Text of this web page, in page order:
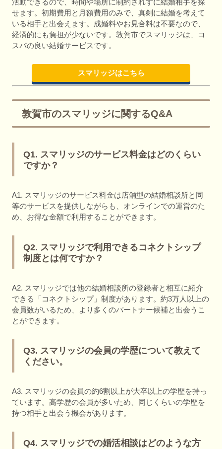
活動できるので、時間や場所に制約されずに結婚相手を探
せます。初期費用と月額費用のみで、真剣に結婚を考えて
いる相手と出会えます。成婚料やお見合料は不要なので、
経済的にも負担が少ないです。敦賀市でスマリッジは、コ
スパの良い結婚サービスです。
スマリッジはこちら
敦賀市のスマリッジに関するQ&A
Q1. スマリッジのサービス料金はどのくらい
ですか？
A1. スマリッジのサービス料金は店舗型の結婚相談所と同
等のサービスを提供しながらも、オンラインでの運営のた
め、お得な金額で利用することができます。
Q2. スマリッジで利用できるコネクトシップ
制度とは何ですか？
A2. スマリッジでは他の結婚相談所の登録者と相互に紹介
できる「コネクトシップ」制度があります。約3万人以上の
会員数がいるため、より多くのパートナー候補と出会うこ
とができます。
Q3. スマリッジの会員の学歴について教えて
ください。
A3. スマリッジの会員の約6割以上が大卒以上の学歴を持っ
ています。高学歴の会員が多いため、同じくらいの学歴を
持つ相手と出会う機会があります。
Q4. スマリッジでの婚活相談はどのような方